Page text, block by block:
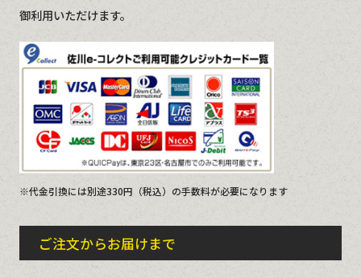
御利用いただけます。
※代金引換には別途330円（税込）の手数料が必要になります
ご注文からお届けまで